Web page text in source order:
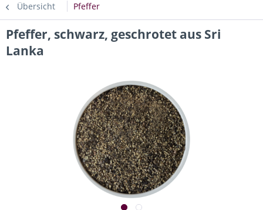
Übersicht Pfeffer
Pfeffer, schwarz, geschrotet aus Sri
Lanka